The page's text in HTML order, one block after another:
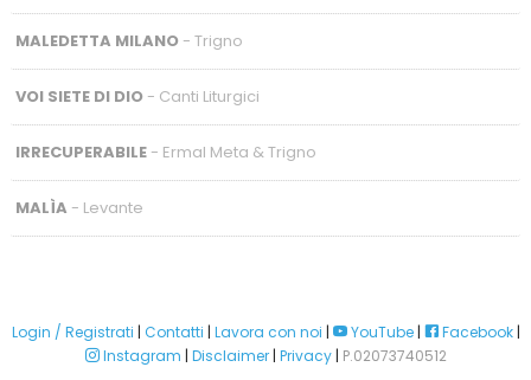
MALEDETTA MILANO- Trigno
VOI SIETE DI DIO- Canti Liturgici
IRRECUPERABILE- Ermal Meta & Trigno
MALÌA - Levante
Login / Registrati | Contatti | Lavora con noi | YouTube| Facebook|
Instagram | Disclaimer| Privacy| P.02073740512